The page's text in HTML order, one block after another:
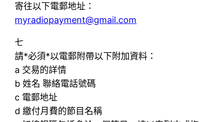
寄往以下電郵地址：
myradiopayment@gmail.com
七
請*必須*以電郵附帶以下附加資料：
a 交易的詳情
b 姓名 聯絡電話號碼
c 電郵地址
d 繳付月費的節目名稱